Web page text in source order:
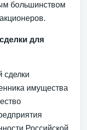
большинством
акционеров.
для
сделки
имущества
Российской